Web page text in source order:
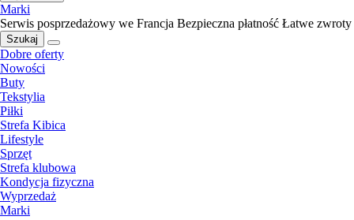
Marki
Serwis posprzedażowy we Francja Bezpieczna płatność Łatwe zwroty
Szukaj
Dobre oferty
Nowości
Buty
Tekstylia
Piłki
Strefa Kibica
Lifestyle
Sprzęt
Strefa klubowa
Kondycja fizyczna
Wyprzedaż
Marki